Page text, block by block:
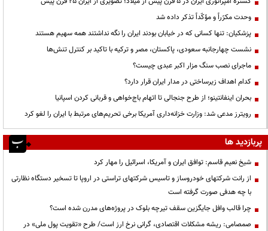
وحدت مکرّراً و مؤکّداً تذکر داده شد
پزشکیان: تنها کسانی که در خیابان بودند ایران را نگه نداشتند همه سهیم هستند
نشست چهارجانبه سعودی، پاکستان، مصر و ترکیه با تاکید بر کنترل تنش‌ها
ماجرای نصب سنگ مزار اکبر عبدی چیست؟
کدام اهداف زیرساختی در مدار ایران قرار دارد؟
بحران اینفانتینو؛ از طرح جنجالی تا اتهام باج‌خواهی و قربانی کردن اسپانیا
رویترز مدعی شد: وزارت خزانه‌داری آمریکا برخی تحریم‌های مرتبط با ایران را لغو کرد
پربازدید ها
شیخ نعیم قاسم: توافق ایران و آمریکا، اسرائیل را مهار کرد
از رانت‌ شرکتهای خودروساز و تاسیس شرکتهای تراستی در اروپا تا تسخیر دستگاه نظارتی
با چه هدفی صورت گرفته است
چرا قالب وافل جایگزین سقف تیرچه بلوک در پروژه‌های مدرن شده است؟
صمصامی: ریشه مشکلات اقتصادی، گرانی نرخ ارز است/ طرح «تقویت پول ملی» در